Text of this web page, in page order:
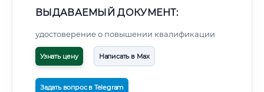
ВЫДАВАЕМЫЙ ДОКУМЕНТ:
удостоверение о повышении квалификации
Узнать цену Написать в Max
Задать вопрос в Telegram